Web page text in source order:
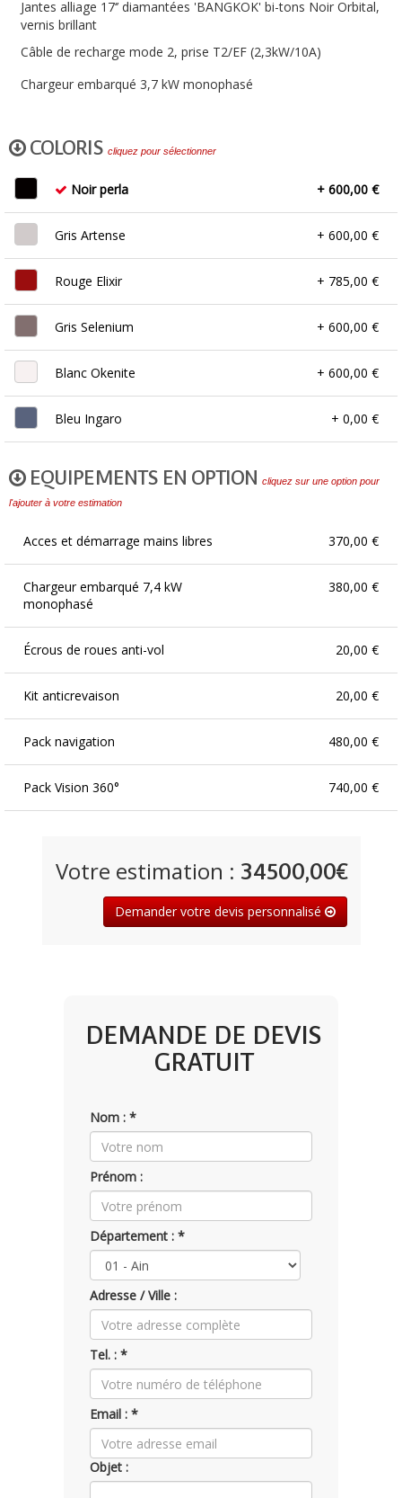
Jantes alliage 17‘’ diamantées 'BANGKOK' bi-tons Noir Orbital,
vernis brillant
Câble de recharge mode 2, prise T2/EF (2,3kW/10A)
Chargeur embarqué 3,7 kW monophasé
COLORIS cliquez pour sélectionner
Noir perla + 600,00 €
Gris Artense + 600,00 €
Rouge Elixir + 785,00 €
Gris Selenium + 600,00 €
Blanc Okenite + 600,00 €
Bleu Ingaro + 0,00 €
EQUIPEMENTS EN OPTION cliquez sur une option pour
l'ajouter à votre estimation
Acces et démarrage mains libres 370,00 €
Chargeur embarqué 7,4 kW
monophasé
380,00 €
Écrous de roues anti-vol 20,00 €
Kit anticrevaison 20,00 €
Pack navigation 480,00 €
Pack Vision 360° 740,00 €
Votre estimation : 34500,00€
Demander votre devis personnalisé
DEMANDE DE DEVIS
GRATUIT
Nom : *
Prénom :
Département : *
Adresse / Ville :
Tel. : *
Email : *
Objet :